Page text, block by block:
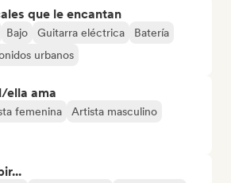
que le encantan
Bajo Guitarra eléctrica
Batería
urbanos
ella ama
femenina
Artista masculino